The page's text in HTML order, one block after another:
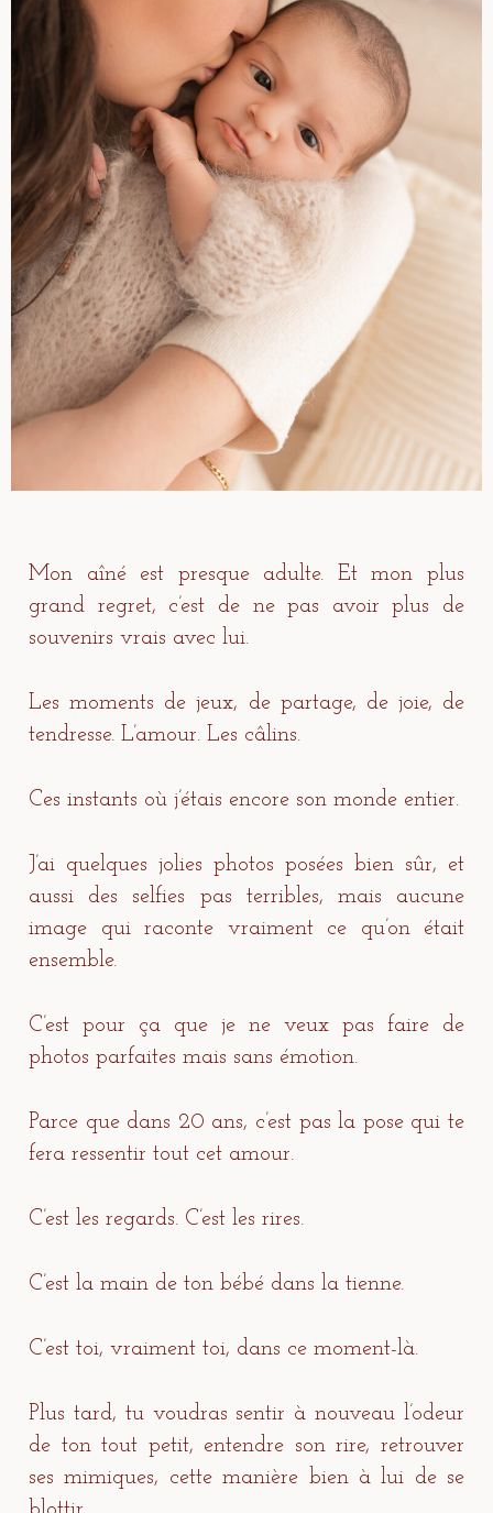
Mon aîné est presque adulte. Et mon plus
grand regret, c’est de ne pas avoir plus de
souvenirs vrais avec lui.
Les moments de jeux, de partage, de joie, de
tendresse. L’amour. Les câlins.
Ces instants où j’étais encore son monde entier.
J’ai quelques jolies photos posées bien sûr, et
aussi des selfies pas terribles, mais aucune
image qui raconte vraiment ce qu’on était
ensemble.
C’est pour ça que je ne veux pas faire de
photos parfaites mais sans émotion.
Parce que dans 20 ans, c’est pas la pose qui te
fera ressentir tout cet amour.
C’est les regards. C’est les rires.
C’est la main de ton bébé dans la tienne.
C’est toi, vraiment toi, dans ce moment-là.
Plus tard, tu voudras sentir à nouveau l’odeur
de ton tout petit, entendre son rire, retrouver
ses mimiques, cette manière bien à lui de se